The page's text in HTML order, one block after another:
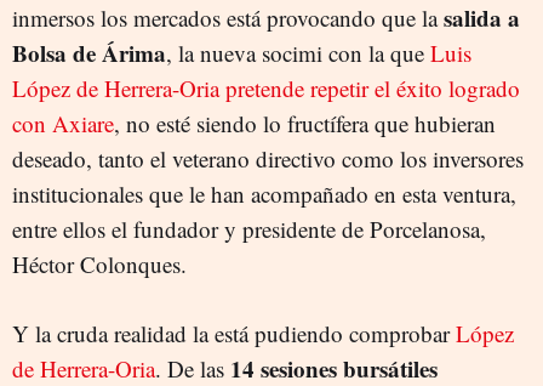
inmersos los mercados está provocando que lasalida a
Bolsa de Árima, la nueva socimi con la que Luis
López de Herrera-Oria pretende repetir el éxito logrado
con Axiare, no esté siendo lo fructífera que hubieran
deseado, tanto el veterano directivo como los inversores
institucionales que le han acompañado en esta ventura,
entre ellos el fundador y presidente de Porcelanosa,
Héctor Colonques.
Y la cruda realidad la está pudiendo comprobarLópez
de Herrera-Oria. De las 14 sesiones bursátiles